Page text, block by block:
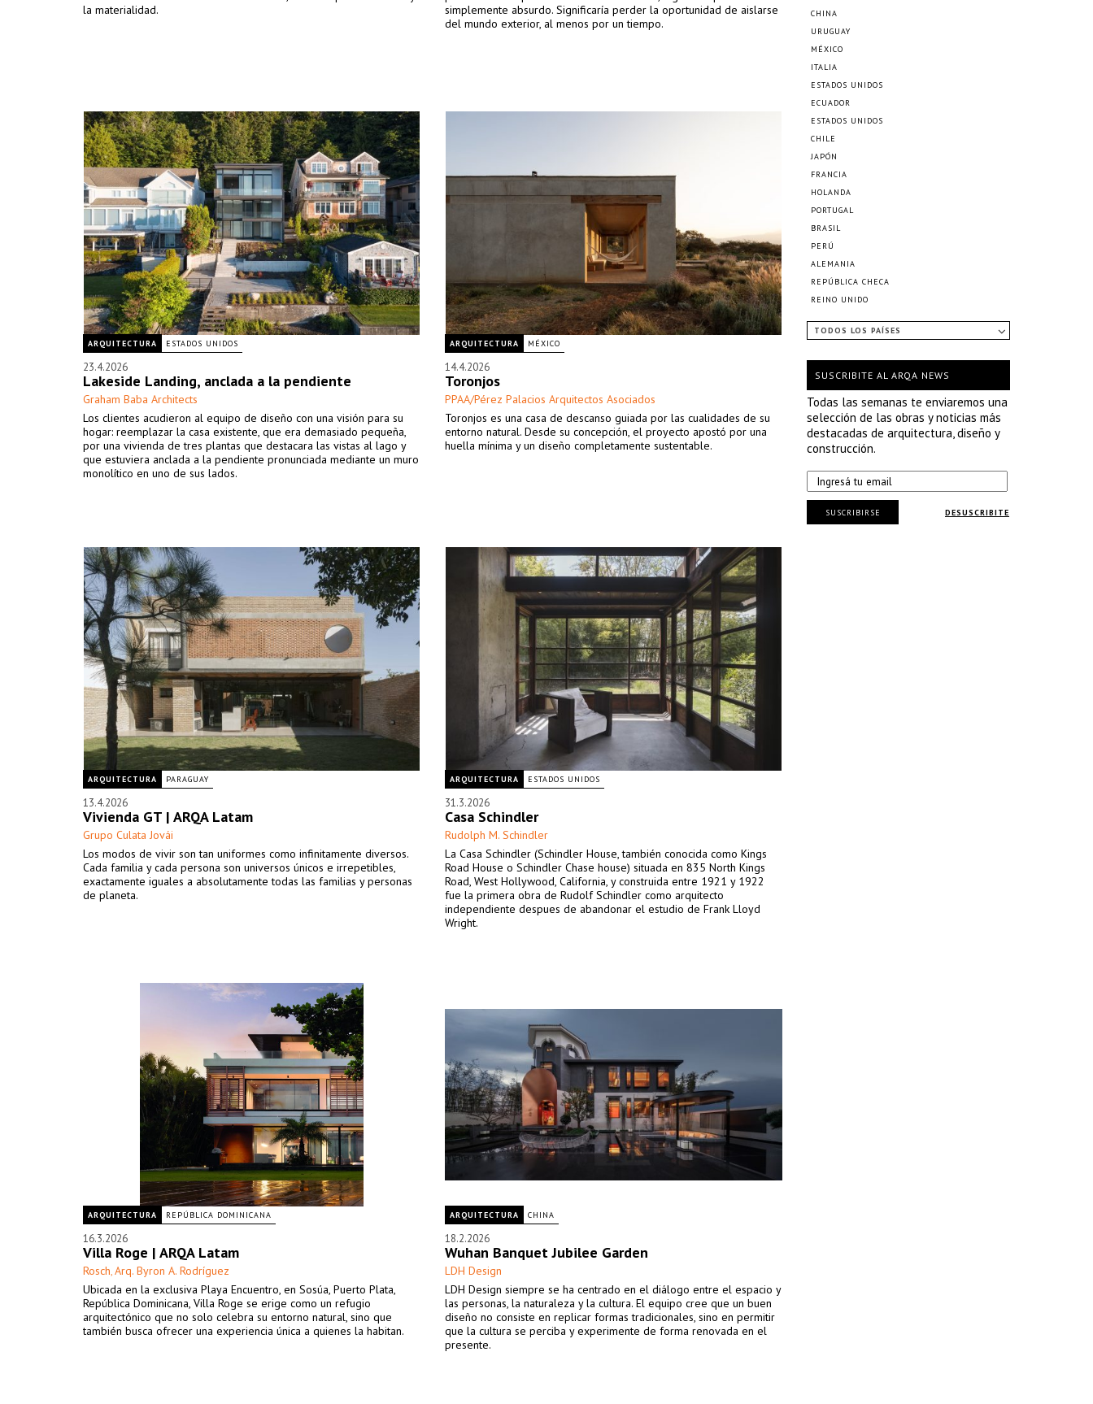
la materialidad.
simplemente absurdo. Significaría perder la oportunidad de aislarse
del mundo exterior, al menos por un tiempo.
ARQUITECTURA ESTADOS UNIDOS
23.4.2026
Lakeside Landing, anclada a la pendiente
Graham Baba Architects
Los clientes acudieron al equipo de diseño con una visión para su
hogar: reemplazar la casa existente, que era demasiado pequeña,
por una vivienda de tres plantas que destacara las vistas al lago y
que estuviera anclada a la pendiente pronunciada mediante un muro
monolítico en uno de sus lados.
ARQUITECTURA MÉXICO
14.4.2026
Toronjos
PPAA/Pérez Palacios Arquitectos Asociados
Toronjos es una casa de descanso guiada por las cualidades de su
entorno natural. Desde su concepción, el proyecto apostó por una
huella mínima y un diseño completamente sustentable.
ARQUITECTURA PARAGUAY
13.4.2026
Vivienda GT | ARQA Latam
Grupo Culata Jovái
Los modos de vivir son tan uniformes como infinitamente diversos.
Cada familia y cada persona son universos únicos e irrepetibles,
exactamente iguales a absolutamente todas las familias y personas
de planeta.
ARQUITECTURA ESTADOS UNIDOS
31.3.2026
Casa Schindler
Rudolph M. Schindler
La Casa Schindler (Schindler House, también conocida como Kings
Road House o Schindler Chase house) situada en 835 North Kings
Road, West Hollywood, California, y construida entre 1921 y 1922
fue la primera obra de Rudolf Schindler como arquitecto
independiente despues de abandonar el estudio de Frank Lloyd
Wright.
ARQUITECTURA REPÚBLICA DOMINICANA
16.3.2026
Villa Roge | ARQA Latam
Rosch, Arq. Byron A. Rodríguez
Ubicada en la exclusiva Playa Encuentro, en Sosúa, Puerto Plata,
República Dominicana, Villa Roge se erige como un refugio
arquitectónico que no solo celebra su entorno natural, sino que
también busca ofrecer una experiencia única a quienes la habitan.
ARQUITECTURA CHINA
18.2.2026
Wuhan Banquet Jubilee Garden
LDH Design
LDH Design siempre se ha centrado en el diálogo entre el espacio y
las personas, la naturaleza y la cultura. El equipo cree que un buen
diseño no consiste en replicar formas tradicionales, sino en permitir
que la cultura se perciba y experimente de forma renovada en el
presente.
CHINA
URUGUAY
MÉXICO
ITALIA
ESTADOS UNIDOS
ECUADOR
ESTADOS UNIDOS
CHILE
JAPÓN
FRANCIA
HOLANDA
PORTUGAL
BRASIL
PERÚ
ALEMANIA
REPÚBLICA CHECA
REINO UNIDO
TODOS LOS PAÍSES
SUSCRIBITE AL ARQA NEWS
Todas las semanas te enviaremos una
selección de las obras y noticias más
destacadas de arquitectura, diseño y
construcción.
DESUSCRIBITE
SUSCRIBIRSE